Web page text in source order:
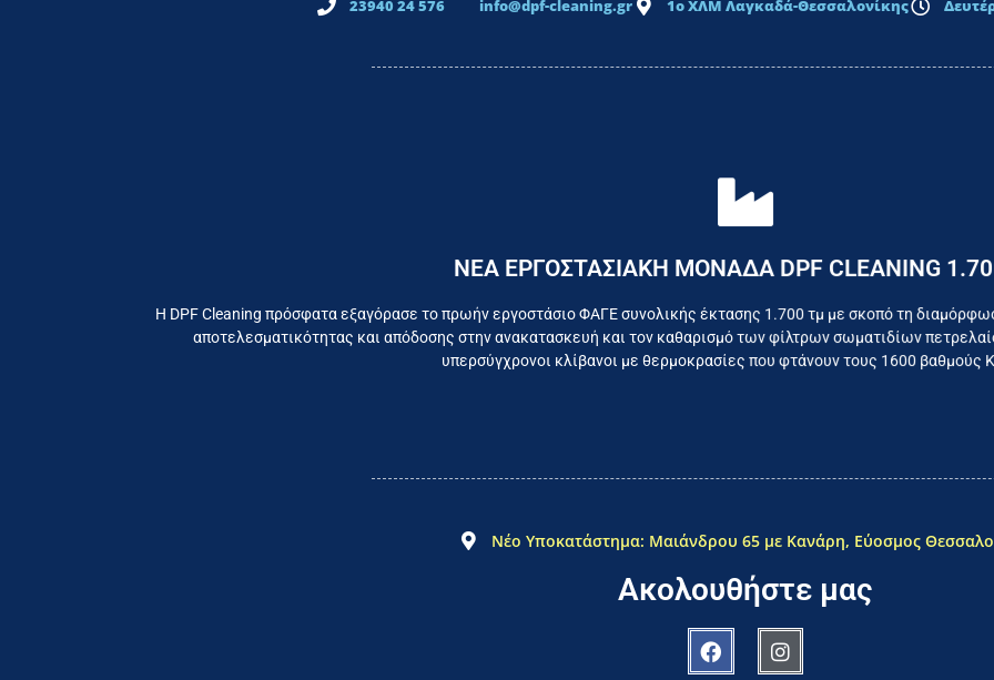
23940 24 576 info@dpf-cleaning.gr 1ο ΧΛΜ Λαγκαδά-Θεσσαλονίκης
ΝΕΑ ΕΡΓΟΣΤΑΣΙΑΚΗ ΜΟΝΑΔΑ DPF CLEANING
Η DPF Cleaning πρόσφατα εξαγόρασε το πρωήν εργοστάσιο ΦΑΓΕ συνολικής έκτασης 1.700 τμ με σκοπό τη
αποτελεσματικότητας και απόδοσης στην ανακατασκευή και τον καθαρισμό των φίλτρων σωματιδίων
υπερσύγχρονοι κλίβανοι με θερμοκρασίες που φτάνουν τους 1600 βαθμούς
Εργαζόμαστε καθημερινά για το συμφέρον του τελικού
Νέο Υποκατάστημα: Μαιάνδρου 65 με Κανάρη, Εύοσμος
Ακολουθήστε μας